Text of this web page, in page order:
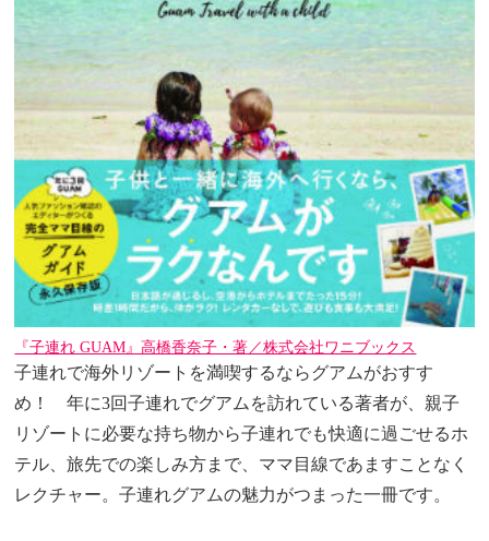
『子連れ GUAM』高橋香奈子・著／株式会社ワニブックス
子連れで海外リゾートを満喫するならグアムがおすす
め！ 年に3回子連れでグアムを訪れている著者が、親子
リゾートに必要な持ち物から子連れでも快適に過ごせるホ
テル、旅先での楽しみ方まで、ママ目線であますことなく
レクチャー。子連れグアムの魅力がつまった一冊です。